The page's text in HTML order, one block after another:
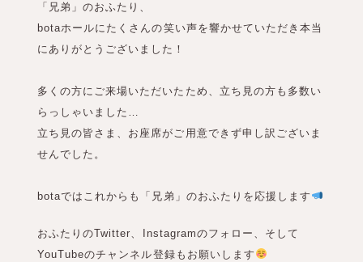
「兄弟」のおふたり、
botaホールにたくさんの笑い声を響かせていただき本当
にありがとうございました！
多くの方にご来場いただいたため、立ち見の方も多数い
らっしゃいました…
立ち見の皆さま、お座席がご用意できず申し訳ございま
せんでした。
botaではこれからも「兄弟」のおふたりを応援します
おふたりのTwitter、Instagramのフォロー、そして
YouTubeのチャンネル登録もお願いします